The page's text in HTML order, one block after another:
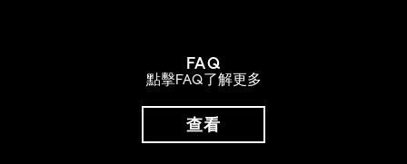
FAQ
點擊FAQ了解更多
查看